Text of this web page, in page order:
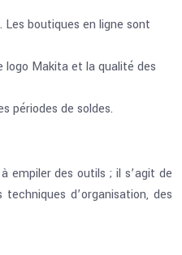
boutiques en ligne sont
Makita et la qualité des
périodes de soldes.
empiler des outils ; il s’agit de
d’organisation, des